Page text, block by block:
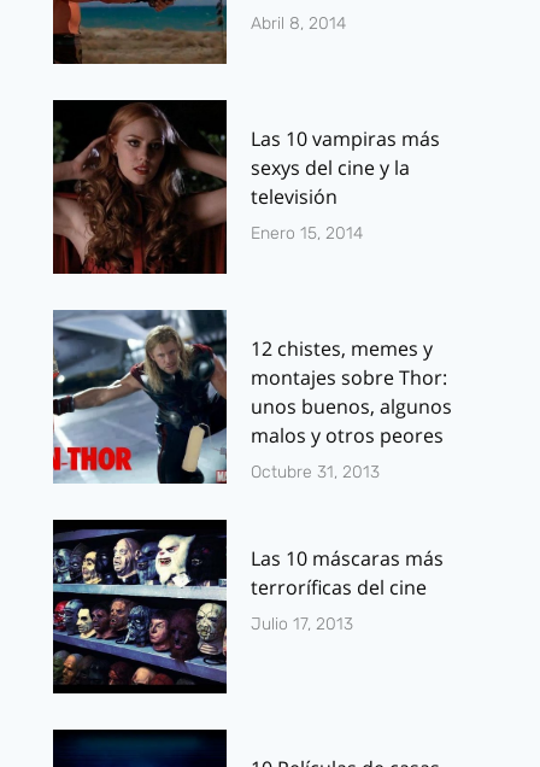
Abril 8, 2014
Las 10 vampiras más
sexys del cine y la
televisión
Enero 15, 2014
12 chistes, memes y
montajes sobre Thor:
unos buenos, algunos
malos y otros peores
Octubre 31, 2013
Las 10 máscaras más
terroríficas del cine
Julio 17, 2013